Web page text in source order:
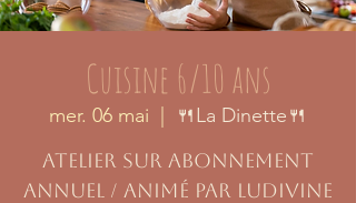
Cuisine 6/10 ans
mer. 06 mai 🍴La Dinette🍴
Atelier sur abonnement
annuel / animé par Ludivine